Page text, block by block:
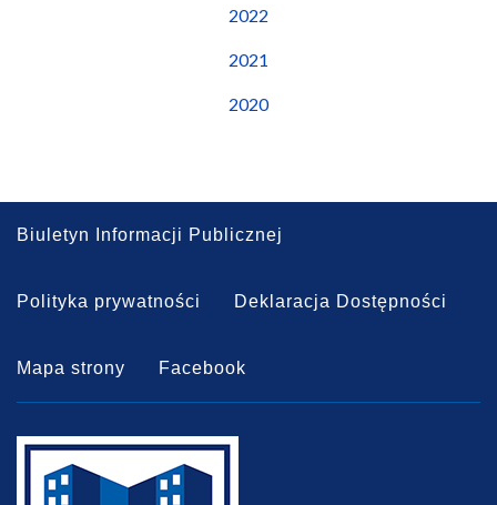
2022
2021
2020
Biuletyn Informacji Publicznej
Polityka prywatności Deklaracja Dostępności
Mapa strony Facebook